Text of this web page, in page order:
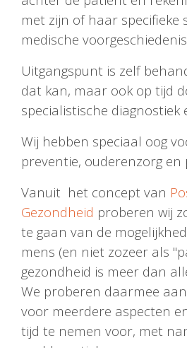
met zijn of haar specifieke
medische
Uitgangspunt is zelf
dat kan, maar ook op tijd
specialistische diagnostiek
Wij hebben speciaal oog
preventie, ouderenzorg en
Vanuit het concept van
Gezondheid proberen wij
te gaan van de
mens (en niet zozeer als
gezondheid is meer dan
We proberen daarmee
voor meerdere aspecten
tijd te nemen voor, met